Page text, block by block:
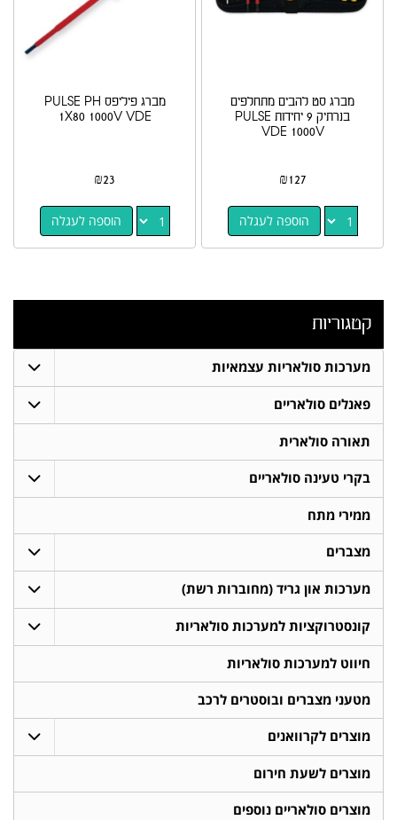
מברג סט להבים מתחלפים
בנרתיק 9 יחידות PULSE
VDE 1000V
₪127
הוספה לעגלה
מברג פיליפס PULSE PH
1X80 1000V VDE
₪23
הוספה לעגלה
קטגוריות
מערכות סולאריות עצמאיות
פאנלים סולאריים
תאורה סולארית
בקרי טעינה סולאריים
ממירי מתח
מצברים
מערכות און גריד (מחוברות רשת)
קונסטרוקציות למערכות סולאריות
חיווט למערכות סולאריות
מטעני מצברים ובוסטרים לרכב
מוצרים לקרוואנים
מוצרים לשעת חירום
מוצרים סולאריים נוספים